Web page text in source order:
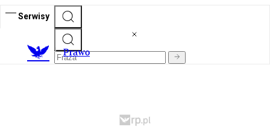
Serwisy
Prawo